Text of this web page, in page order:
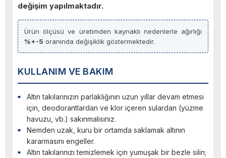
değişim yapılmaktadır.
Ürün ölçüsü ve üretimden kaynaklı nedenlerle ağırlığı
%+-5 oranında değişiklik göstermektedir.
KULLANIM VE BAKIM
Altın takılarınızın parlaklığının uzun yıllar devam etmesi
için, deodorantlardan ve klor içeren sulardan (yüzme
havuzu, vb.) sakınmalısınız.
Nemden uzak, kuru bir ortamda saklamak altının
kararmasını engeller.
Altın takılarınızı temizlemek için yumuşak bir bezle silin;